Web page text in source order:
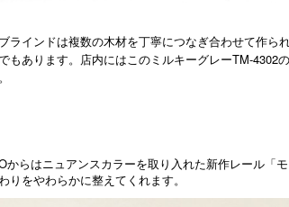
ラインドは複数の木材を丁寧につなぎ合わせて作
もあります。店内にはこのミルキーグレーTM-
からはニュアンスカラーを取り入れた新作レール「
りをやわらかに整えてくれます。